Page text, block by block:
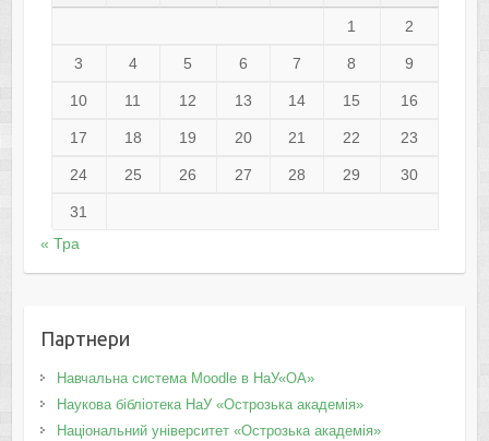
1 2
3 4 5 6 7 8 9
10 11 12 13 14 15 16
17 18 19 20 21 22 23
24 25 26 27 28 29 30
31
« Тра
Партнери
Навчальна система Moodle в НаУ«ОА»
Наукова бібліотека НаУ «Острозька академія»
Національний університет «Острозька академія»